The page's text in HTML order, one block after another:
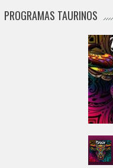
PROGRAMAS TAURINOS